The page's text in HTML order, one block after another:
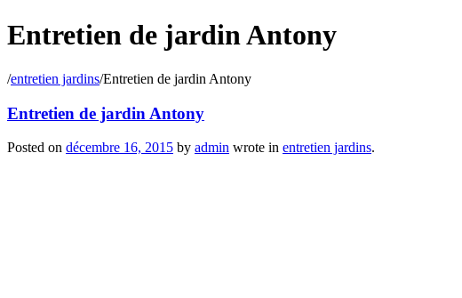
Entretien de jardin Antony
/entretien jardins/Entretien de jardin Antony
Entretien de jardin Antony
Posted on décembre 16, 2015 by admin wrote in entretien jardins.